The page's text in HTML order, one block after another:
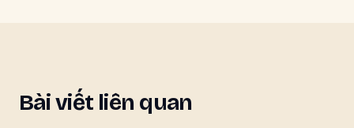
Bài viết liên quan